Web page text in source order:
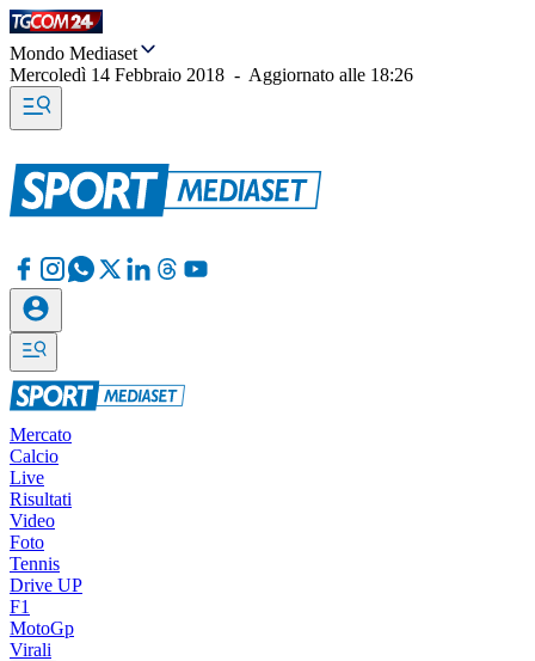
Mondo Mediaset
Mercoledì 14 Febbraio 2018 - Aggiornato alle 18:26
Mercato
Calcio
Live
Risultati
Video
Foto
Tennis
Drive UP
F1
MotoGp
Virali